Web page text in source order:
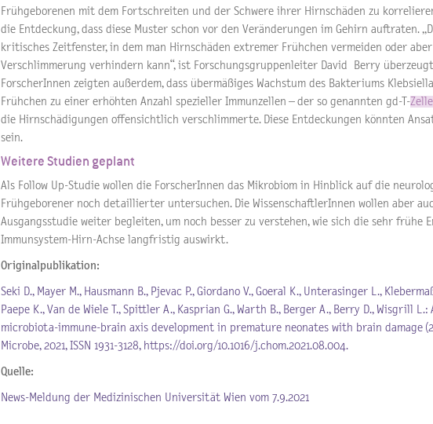
Frühgeborenen mit dem Fortschreiten und der Schwere ihrer Hirnschäden zu
die Entdeckung, dass diese Muster schon vor den Veränderungen im Gehirn auftraten.
kritisches Zeitfenster, in dem man Hirnschäden extremer Frühchen vermeiden oder
Verschlimmerung verhindern kann“, ist Forschungsgruppenleiter David Berry
ForscherInnen zeigten außerdem, dass übermäßiges Wachstum des Bakteriums
Frühchen zu einer erhöhten Anzahl spezieller Immunzellen – der so genannten gd-T-
die Hirnschädigungen offensichtlich verschlimmerte. Diese Entdeckungen könnten
sein.
Weitere Studien geplant
Als Follow Up-Studie wollen die ForscherInnen das Mikrobiom in Hinblick auf die
Frühgeborener noch detaillierter untersuchen. Die WissenschaftlerInnen wollen aber
Ausgangsstudie weiter begleiten, um noch besser zu verstehen, wie sich die sehr frühe
Immunsystem-Hirn-Achse langfristig auswirkt.
Originalpublikation:
Seki D., Mayer M., Hausmann B., Pjevac P., Giordano V., Goeral K., Unterasinger L.,
Paepe K., Van de Wiele T., Spittler A., Kasprian G., Warth B., Berger A., Berry D., Wisgrill
microbiota-immune-brain axis development in premature neonates with brain damage
Microbe, 2021, ISSN 1931-3128, https://doi.org/10.1016/j.chom.2021.08.004.
Quelle:
News-Meldung der Medizinischen Universität Wien vom 7.9.2021